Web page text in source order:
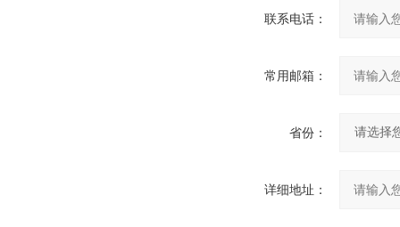
联系电话：
常用邮箱：
省份：
详细地址：